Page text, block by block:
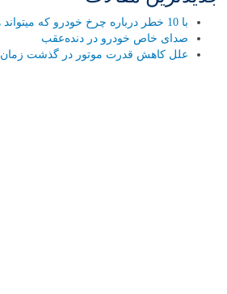
با 10 خطر درباره چرخ خودرو که میتواند هر راننده ای را تهدید کند آشنا شوید!
صدای خاص خودرو در دنده‌عقب
علل کاهش قدرت موتور در گذشت زمان